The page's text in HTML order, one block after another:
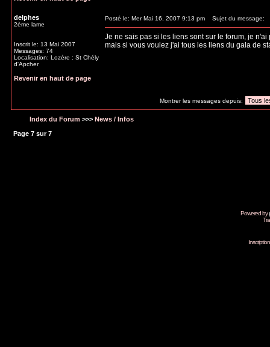
delphes
2ème lame
Inscrit le: 13 Mai 2007
Messages: 74
Localisation: Lozère : St Chély
d'Apcher
Posté le: Mer Mai 16, 2007 9:13 pm Sujet du message:
Je ne sais pas si les liens sont sur le forum, je n'ai
mais si vous voulez j'ai tous les liens du gala de
Revenir en haut de page
Montrer les messages depuis:
Index du Forum >>> News / Infos
Page 7 sur7
Powered by